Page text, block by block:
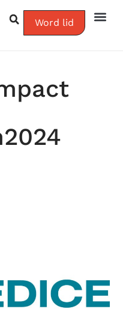
Word lid